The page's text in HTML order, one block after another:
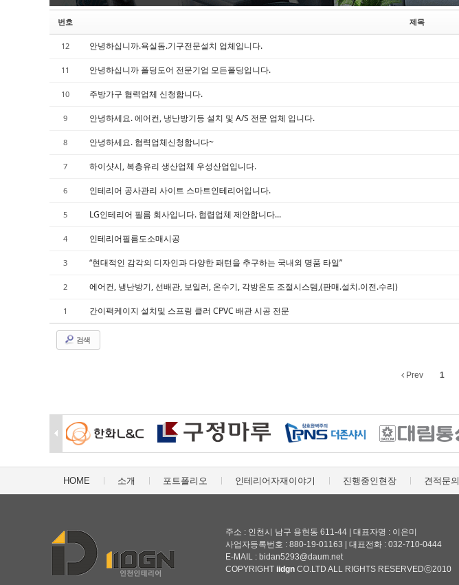
번호 제목
12 안녕하십니까.욕실돔.기구전문설치 업체입니다.
11 안녕하십니까 폴딩도어 전문기업 모든폴딩입니다.
10 주방가구 협력업체 신청합니다.
9 안녕하세요. 에어컨, 냉난방기등 설치 및 A/S 전문 업체 입니다.
8 안녕하세요. 협력업체신청합니다~
7 하이샷시, 복층유리 생산업체 우성산업입니다.
6 인테리어 공사관리 사이트 스마트인테리어입니다.
5 LG인테리어 필름 회사입니다. 협렵업체 제안합니다...
4 인테리어필름도소매시공
3 “현대적인 감각의 디자인과 다양한 패턴을 추구하는 국내외 명품 타일”
2 에어컨, 냉난방기, 선배관, 보일러, 온수기, 각방온도 조절시스템,(판매.설치.이전.수리)
1 간이팩케이지 설치및 스프링 클러 CPVC 배관 시공 전문
검색
Prev 1
HOME 소개 포트폴리오 인테리어자재이야기 진행중인현장 견적문의
주소 : 인천시 남구 용현동 611-44 | 대표자명 : 이은미
사업자등록번호 : 880-19-01163 | 대표전화 : 032-710-0444
E-MAIL : bidan5293@daum.net
COPYRIGHT iidgn CO.LTD ALL RIGHTS RESERVEDⓒ2010